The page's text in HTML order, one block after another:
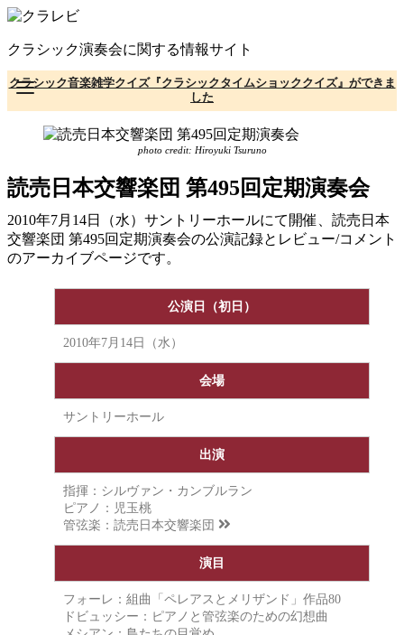
コ
テ
ン
ツ
へ
クラシック演奏会に関する情報サイト
クラシック音楽雑学クイズ『クラシックタイムショッククイズ』ができま
した
photo credit: Hiroyuki Tsuruno
読売日本交響楽団 第495回定期演奏会
2010年7月14日（水）サントリーホールにて開催、読売日本
交響楽団 第495回定期演奏会の公演記録とレビュー/コメント
のアーカイブページです。
公演日（初日）
2010年7月14日（水）
会場
サントリーホール
出演
指揮：シルヴァン・カンブルラン
ピアノ：児玉桃
管弦楽： 読売日本交響楽団
演目
フォーレ：組曲「ペレアスとメリザンド」作品80
ドビュッシー：ピアノと管弦楽のための幻想曲